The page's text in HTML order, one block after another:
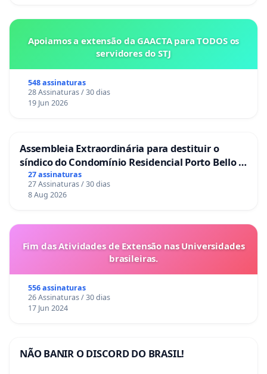
Apoiamos a extensão da GAACTA para TODOS os
servidores do STJ
548 assinaturas
28 Assinaturas / 30 dias
19 Jun 2026
Assembleia Extraordinária para destituir o
síndico do Condomínio Residencial Porto Bello -
La Casa
27 assinaturas
27 Assinaturas / 30 dias
8 Aug 2026
Fim das Atividades de Extensão nas Universidades
brasileiras.
556 assinaturas
26 Assinaturas / 30 dias
17 Jun 2024
NÃO BANIR O DISCORD DO BRASIL!